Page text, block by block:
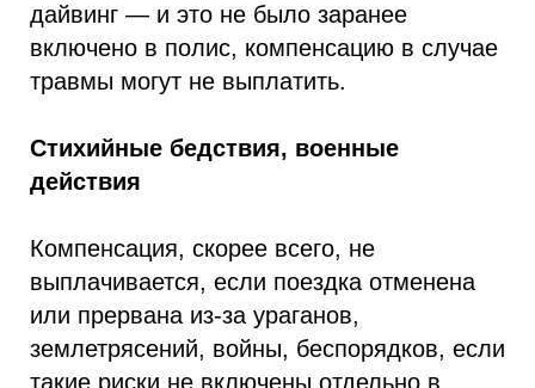
дайвинг — и это не было заранее
включено в полис, компенсацию в случае
травмы могут не выплатить.
Стихийные бедствия, военные
действия
Компенсация, скорее всего, не
выплачивается, если поездка отменена
или прервана из-за ураганов,
землетрясений, войны, беспорядков, если
такие риски не включены отдельно в